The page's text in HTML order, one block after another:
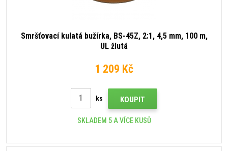
Smršťovací kulatá bužírka, BS-45Z, 2:1, 4,5 mm, 100 m,
UL žlutá
1 209 Kč
ks KOUPIT
SKLADEM 5 A VÍCE KUSŮ